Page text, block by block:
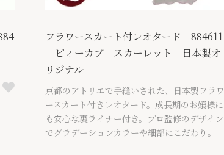
フラワースカート付レオタード 884611
ピィーカブ スカーレット 日本製オ
リジナル
京都のアトリエで手縫いされた、日本製フラワ
ースカート付きレオタード。成長期のお嬢様に
も安心な裏ライナー付き。プロ監修のデザイン
でグラデーションカラーや細部にこだわり。